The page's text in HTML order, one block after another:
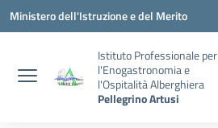
Vai ai contenuti
Vai al menu di navigazione
Vai al footer
Ministero dell'Istruzione e del Merito
Istituto Professionale per
l'Enogastronomia e
l'Ospitalità Alberghiera
Pellegrino Artusi